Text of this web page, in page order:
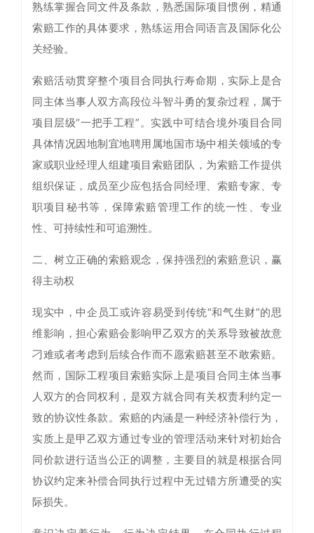
熟练掌握合同文件及条款，熟悉国际项目惯例，精通
索赔工作的具体要求，熟练运用合同语言及国际化公
关经验。
索赔活动贯穿整个项目合同执行寿命期，实际上是合
同主体当事人双方高段位斗智斗勇的复杂过程，属于
项目层级“一把手工程”。实践中可结合境外项目合同
具体情况因地制宜地聘用属地国市场中相关领域的专
家或职业经理人组建项目索赔团队，为索赔工作提供
组织保证，成员至少应包括合同经理、索赔专家、专
职项目秘书等，保障索赔管理工作的统一性、专业
性、可持续性和可追溯性。
二、树立正确的索赔观念，保持强烈的索赔意识，赢
得主动权
现实中，中企员工或许容易受到传统“和气生财”的思
维影响，担心索赔会影响甲乙双方的关系导致被故意
刁难或者考虑到后续合作而不愿索赔甚至不敢索赔。
然而，国际工程项目索赔实际上是项目合同主体当事
人双方的合同权利，是双方就合同有关权责利约定一
致的协议性条款。索赔的内涵是一种经济补偿行为，
实质上是甲乙双方通过专业的管理活动来针对初始合
同价款进行适当公正的调整，主要目的就是根据合同
协议约定来补偿合同执行过程中无过错方所遭受的实
际损失。